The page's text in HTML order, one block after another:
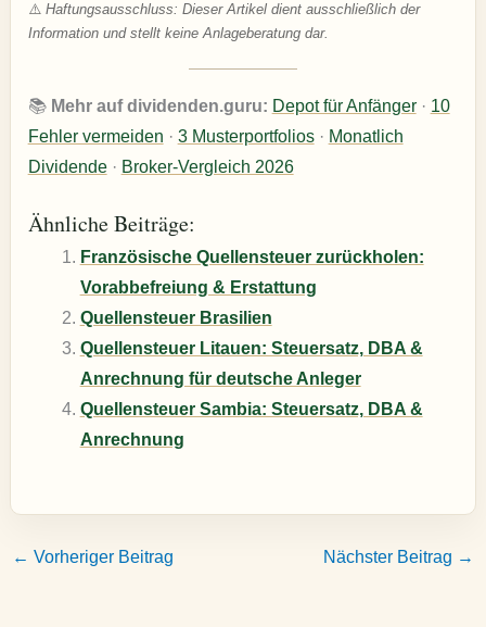
⚠️ Haftungsausschluss: Dieser Artikel dient ausschließlich der
Information und stellt keine Anlageberatung dar.
📚 Mehr auf dividenden.guru: Depot für Anfänger· 10
Fehler vermeiden · 3 Musterportfolios· Monatlich
Dividende· Broker-Vergleich 2026
Ähnliche Beiträge:
Französische Quellensteuer zurückholen:
Vorabbefreiung & Erstattung
Quellensteuer Brasilien
Quellensteuer Litauen: Steuersatz, DBA &
Anrechnung für deutsche Anleger
Quellensteuer Sambia: Steuersatz, DBA &
Anrechnung
← Vorheriger Beitrag Nächster Beitrag →